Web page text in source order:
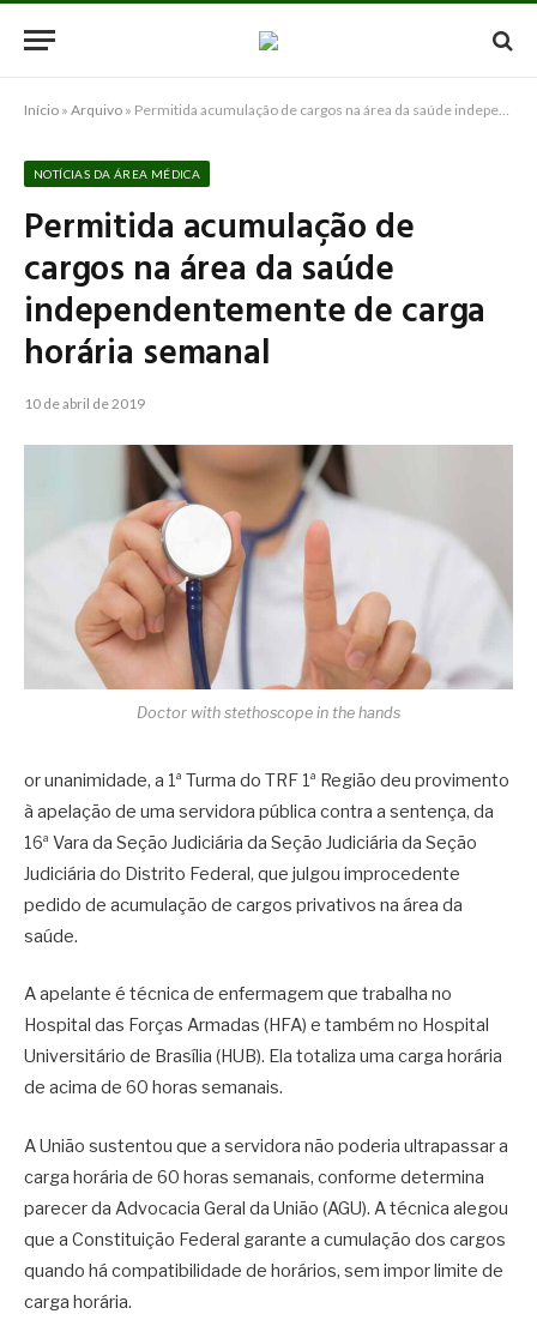
Início » Arquivo » Permitida acumulação de cargos na área da saúde independentemente de carga horária semanal
NOTÍCIAS DA ÁREA MÉDICA
Permitida acumulação de
cargos na área da saúde
independentemente de carga
horária semanal
10 de abril de 2019
Doctor with stethoscope in the hands
or unanimidade, a 1ª Turma do TRF 1ª Região deu provimento
à apelação de uma servidora pública contra a sentença, da
16ª Vara da Seção Judiciária da Seção Judiciária da Seção
Judiciária do Distrito Federal, que julgou improcedente
pedido de acumulação de cargos privativos na área da
saúde.
A apelante é técnica de enfermagem que trabalha no
Hospital das Forças Armadas (HFA) e também no Hospital
Universitário de Brasília (HUB). Ela totaliza uma carga horária
de acima de 60 horas semanais.
A União sustentou que a servidora não poderia ultrapassar a
carga horária de 60 horas semanais, conforme determina
parecer da Advocacia Geral da União (AGU). A técnica alegou
que a Constituição Federal garante a cumulação dos cargos
quando há compatibilidade de horários, sem impor limite de
carga horária.